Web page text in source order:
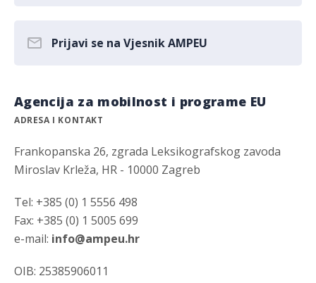
Prijavi se na Vjesnik AMPEU
Agencija za mobilnost i programe EU
ADRESA I KONTAKT
Frankopanska 26, zgrada Leksikografskog zavoda
Miroslav Krleža, HR - 10000 Zagreb
Tel: +385 (0) 1 5556 498
Fax: +385 (0) 1 5005 699
e-mail: info@ampeu.hr
OIB: 25385906011